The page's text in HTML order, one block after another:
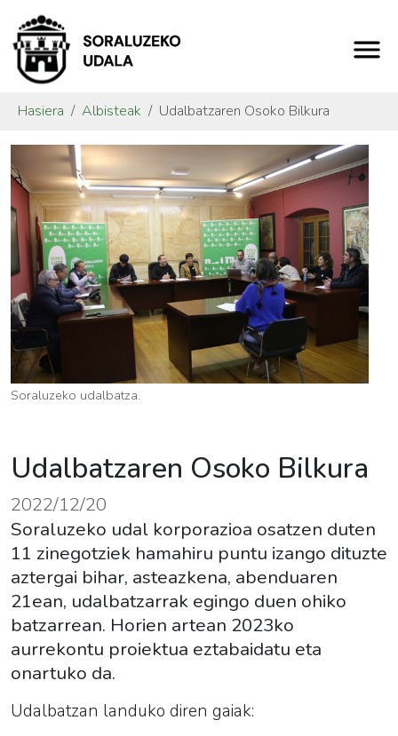
Hasiera Albisteak Udalbatzaren Osoko Bilkura
Soraluzeko udalbatza.
Udalbatzaren Osoko Bilkura
2022/12/20
Soraluzeko udal korporazioa osatzen duten
11 zinegotziek hamahiru puntu izango dituzte
aztergai bihar, asteazkena, abenduaren
21ean, udalbatzarrak egingo duen ohiko
batzarrean. Horien artean 2023ko
aurrekontu proiektua eztabaidatu eta
onartuko da.
Udalbatzan landuko diren gaiak: